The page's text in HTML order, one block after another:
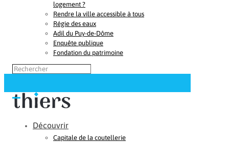
logement ?
Rendre la ville accessible à tous
Régie des eaux
Adil du Puy-de-Dôme
Enquête publique
Fondation du patrimoine
Découvrir
Capitale de la coutellerie